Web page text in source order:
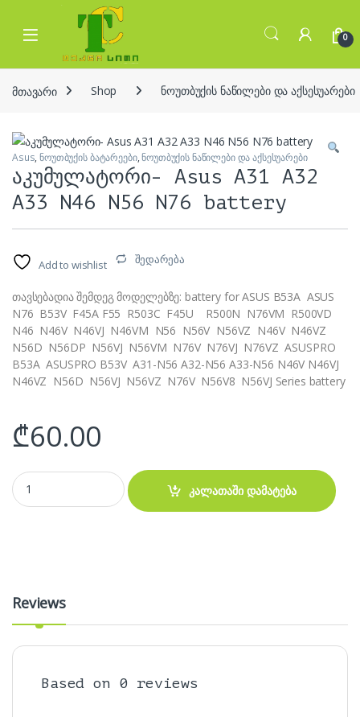
Skip to navigation
Skip to content
Open 0
მთავარი Shop ნოუთბუქის ნაწილები და აქსესუარები
Asus,ნოუთბუქის ბატარეები,ნოუთბუქის ნაწილები და აქსესუარები
აკუმულატორი- Asus A31 A32
A33 N46 N56 N76 battery
Add to wishlist შედარება
თავსებადია შემდეგ მოდელებზე: battery for ASUS B53A ASUS
N76 B53V F45A F55 R503C F45U R500N N76VM R500VD
N46 N46V N46VJ N46VM N56 N56V N56VZ N46V N46VZ
N56D N56DP N56VJ N56VM N76V N76VJ N76VZ ASUSPRO
B53A ASUSPRO B53V A31-N56 A32-N56 A33-N56 N46V N46VJ
N46VZ N56D N56VJ N56VZ N76V N56V8 N56VJ Series battery
₾60.00
აკუმულატორი- Asus A31 A32 A33 N46 N56 N76 battery quantity
კალათაში დამატება
Reviews
Based on 0 reviews